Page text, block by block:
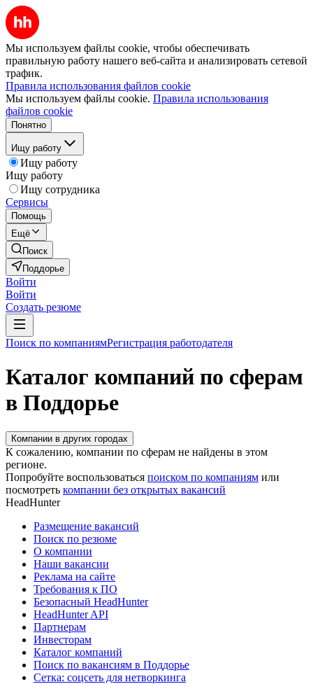
Мы используем файлы cookie, чтобы обеспечивать
правильную работу нашего веб-сайта и анализировать сетевой
трафик.
Правила использования файлов cookie
Мы используем файлы cookie. Правила использования
файлов cookie
Понятно
Ищу работу
Ищу работу
Ищу работу
Ищу сотрудника
Сервисы
Помощь
Ещё
Поиск
Поддорье
Войти
Войти
Создать резюме
Поиск по компаниямРегистрация работодателя
Каталог компаний по сферам
в Поддорье
Компании в других городах
К сожалению, компании по сферам не найдены в этом
регионе.
Попробуйте воспользоваться поиском по компаниям или
посмотреть компании без открытых вакансий
HeadHunter
Размещение вакансий
Поиск по резюме
О компании
Наши вакансии
Реклама на сайте
Требования к ПО
Безопасный HeadHunter
HeadHunter API
Партнерам
Инвесторам
Каталог компаний
Поиск по вакансиям в Поддорье
Сетка: соцсеть для нетворкинга